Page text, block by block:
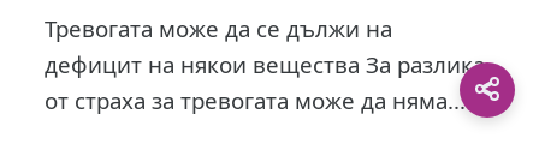
Тревогата може да се дължи на
дефицит на някои вещества За разлика
от страха за тревогата може да няма...